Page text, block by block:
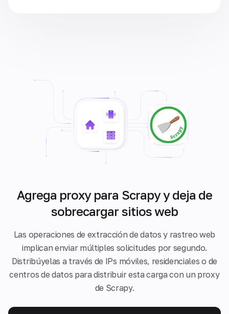
Agrega proxy para Scrapy y deja de
sobrecargar sitios web
Las operaciones de extracción de datos y rastreo web
implican enviar múltiples solicitudes por segundo.
Distribúyelas a través de IPs móviles, residenciales o de
centros de datos para distribuir esta carga con un proxy
de Scrapy.